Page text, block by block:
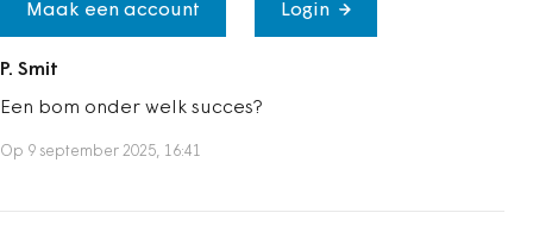
Maak een account Login
P. Smit
Een bom onder welk succes?
Op 9 september 2025, 16:41